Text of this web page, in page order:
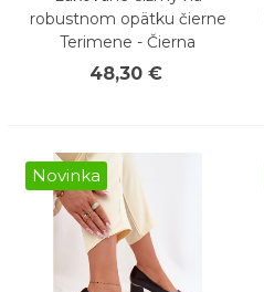
robustnom opätku čierne
Terimene - Čierna
48,30 €
Novinka